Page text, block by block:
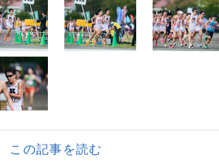
この記事を読む